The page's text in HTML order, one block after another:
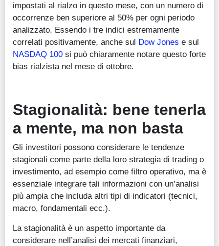
impostati al rialzo in questo mese, con un numero di
occorrenze ben superiore al 50% per ogni periodo
analizzato. Essendo i tre indici estremamente
correlati positivamente, anche sul Dow Jones e sul
NASDAQ 100 si può chiaramente notare questo forte
bias rialzista nel mese di ottobre.
Stagionalità: bene tenerla
a mente, ma non basta
Gli investitori possono considerare le tendenze
stagionali come parte della loro strategia di trading o
investimento, ad esempio come filtro operativo, ma è
essenziale integrare tali informazioni con un’analisi
più ampia che includa altri tipi di indicatori (tecnici,
macro, fondamentali ecc.).
La stagionalità è un aspetto importante da
considerare nell’analisi dei mercati finanziari,